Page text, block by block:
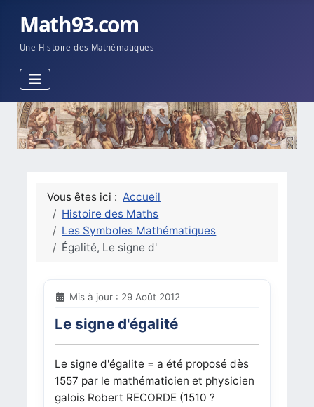
Math93.com
Une Histoire des Mathématiques
Vous êtes ici : Accueil
Histoire des Maths
Les Symboles Mathématiques
Égalité, Le signe d'
Mis à jour : 29 Août 2012
Le signe d'égalité
Le signe d'égalite = a été proposé dès
1557 par le mathématicien et physicien
galois Robert RECORDE (1510 ?